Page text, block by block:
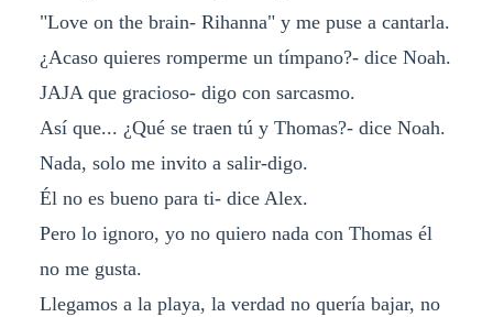
"Love on the brain- Rihanna" y me puse a cantarla.
¿Acaso quieres romperme un tímpano?- dice Noah.
JAJA que gracioso- digo con sarcasmo.
Así que... ¿Qué se traen tú y Thomas?- dice Noah.
Nada, solo me invito a salir-digo.
Él no es bueno para ti- dice Alex.
Pero lo ignoro, yo no quiero nada con Thomas él
no me gusta.
Llegamos a la playa, la verdad no quería bajar, no